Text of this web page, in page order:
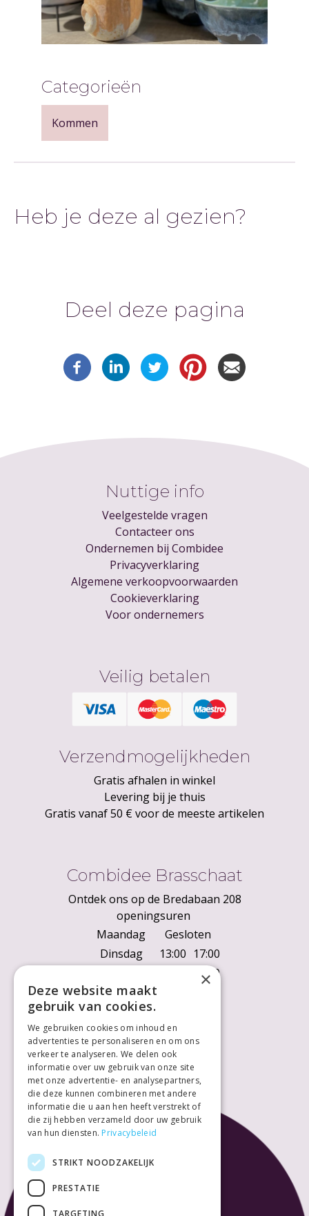
Categorieën
Kommen
Heb je deze al gezien?
Deel deze pagina
Nuttige info
Veelgestelde vragen
Contacteer ons
Ondernemen bij Combidee
Privacyverklaring
Algemene verkoopvoorwaarden
Cookieverklaring
Voor ondernemers
Veilig betalen
Verzendmogelijkheden
Gratis afhalen in winkel
Levering bij je thuis
Gratis vanaf 50 € voor de meeste artikelen
Combidee Brasschaat
Ontdek ons op de Bredabaan 208
openingsuren
Maandag
Gesloten
Dinsdag
13:00 17:00
18:00
Donderdag
Vrijdag
Zaterdag
10:00
Zondag
Gesloten
×
Deze website maakt
gebruik van cookies.
We gebruiken cookies om inhoud en
advertenties te personaliseren en om ons
verkeer te analyseren. We delen ook
informatie over uw gebruik van onze site
met onze advertentie- en analysepartners,
die deze kunnen combineren met andere
informatie die u aan hen heeft verstrekt of
die zij hebben verzameld door uw gebruik
van hun diensten. Privacybeleid
STRIKT NOODZAKELIJK
PRESTATIE
TARGETING